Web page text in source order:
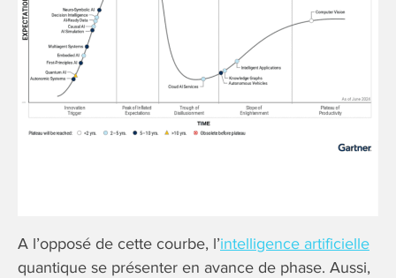
A l’opposé de cette courbe, l’intelligence artificielle
quantique se présenter en avance de phase. Aussi,